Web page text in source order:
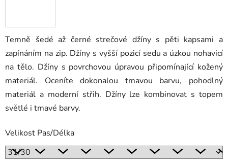
Temně šedé až černé strečové džíny s pěti kapsami a
zapínáním na zip. Džíny s vyšší pozicí sedu a úzkou nohavicí
na tělo. Džíny s povrchovou úpravou připomínající kožený
materiál. Oceníte dokonalou tmavou barvu, pohodlný
materiál a moderní střih. Džíny lze kombinovat s topem
světlé i tmavé barvy.
Velikost Pas/Délka